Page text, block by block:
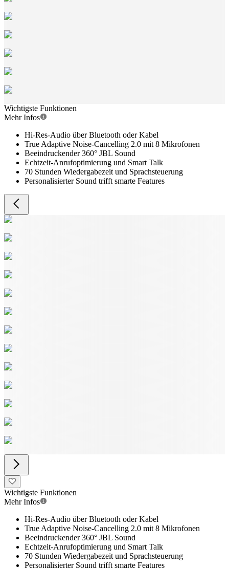
Wichtigste Funktionen
Mehr Infos
Hi-Res-Audio über Bluetooth oder Kabel
True Adaptive Noise-Cancelling 2.0 mit 8 Mikrofonen
Beeindruckender 360° JBL Sound
Echtzeit-Anrufoptimierung und Smart Talk
70 Stunden Wiedergabezeit und Sprachsteuerung
Personalisierter Sound trifft smarte Features
Wichtigste Funktionen
Mehr Infos
Hi-Res-Audio über Bluetooth oder Kabel
True Adaptive Noise-Cancelling 2.0 mit 8 Mikrofonen
Beeindruckender 360° JBL Sound
Echtzeit-Anrufoptimierung und Smart Talk
70 Stunden Wiedergabezeit und Sprachsteuerung
Personalisierter Sound trifft smarte Features